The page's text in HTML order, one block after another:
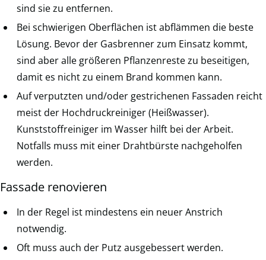
sind sie zu entfernen.
Bei schwierigen Oberflächen ist abflämmen die beste
Lösung. Bevor der Gasbrenner zum Einsatz kommt,
sind aber alle größeren Pflanzenreste zu beseitigen,
damit es nicht zu einem Brand kommen kann.
Auf verputzten und/oder gestrichenen Fassaden reicht
meist der Hochdruckreiniger (Heißwasser).
Kunststoffreiniger im Wasser hilft bei der Arbeit.
Notfalls muss mit einer Drahtbürste nachgeholfen
werden.
Fassade renovieren
In der Regel ist mindestens ein neuer Anstrich
notwendig.
Oft muss auch der Putz ausgebessert werden.